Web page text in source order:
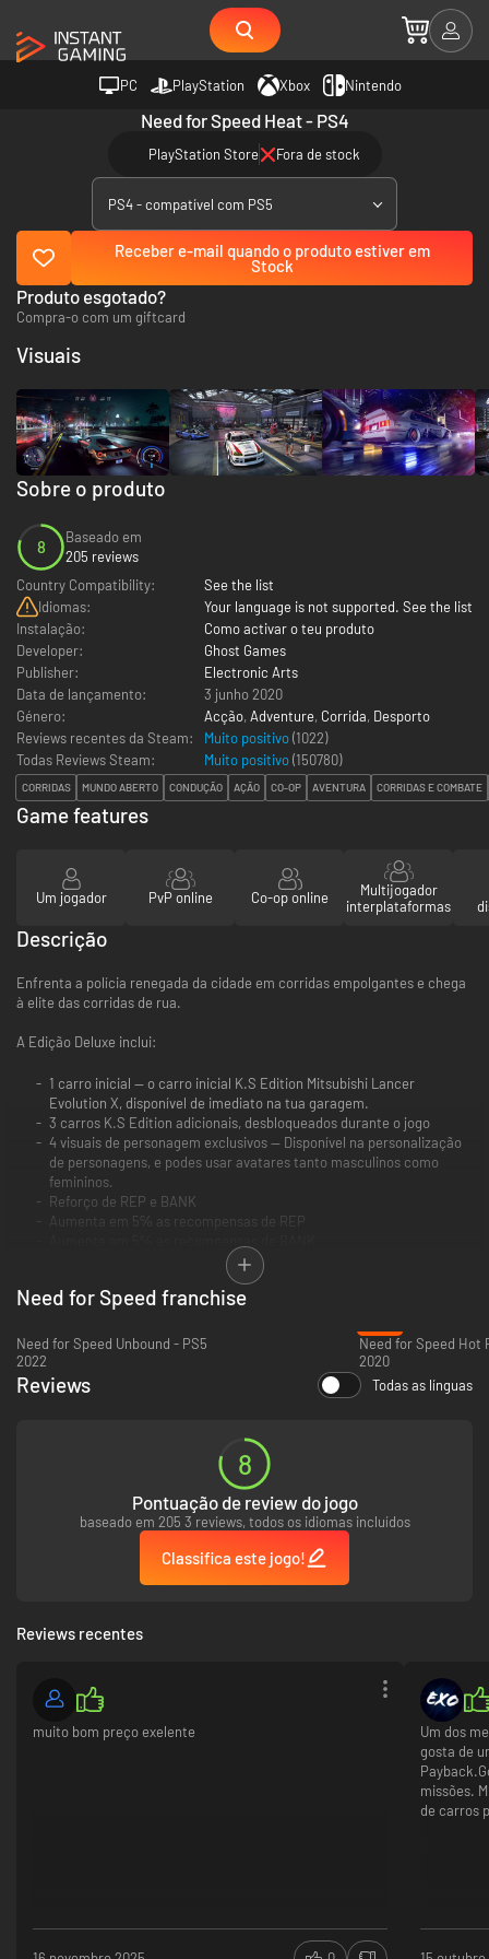
PC PlayStation Xbox Nintendo
Need for Speed Heat - PS4
PlayStation Store Fora de stock
PS4 - compatível com PS5
Receber e-mail quando o produto estiver em
Stock
Produto esgotado?
Compra-o com um giftcard
Sobre o produto
8
Baseado em
205 reviews
Country Compatibility:
See the list
Idiomas:
Your language is not supported. See the list
Instalação:
Como activar o teu produto
Developer:
Ghost Games
Publisher:
Electronic Arts
Data de lançamento:
3 junho 2020
Género:
Acção, Adventure, Corrida, Desporto
Reviews recentes da Steam:
Muito positivo(1022)
Todas Reviews Steam:
Muito positivo(150780)
CORRIDAS MUNDO ABERTO CONDUÇÃO AÇÃO CO-OP AVENTURA CORRIDAS E COMBATE
Visuais
Game features
Um jogador PvP online Co-op online
Multijogador
interplataformas
Descrição
Enfrenta a polícia renegada da cidade em corridas empolgantes e chega
à elite das corridas de rua.
A Edição Deluxe inclui:
1 carro inicial — o carro inicial K.S Edition Mitsubishi Lancer
Evolution X, disponível de imediato na tua garagem.
3 carros K.S Edition adicionais, desbloqueados durante o jogo
4 visuais de personagem exclusivos — Disponível na personalização
de personagens, e podes usar avatares tanto masculinos como
femininos.
Reforço de REP e BANK
Aumenta em 5℅ as recompensas de REP
Need for Speed franchise
Need for Speed Unbound - PS5
2022
2020
Reviews Todas as línguas
8
Pontuação de review do jogo
baseado em 205 3 reviews, todos os idiomas incluídos
Classifica este jogo!
Reviews recentes
muito bom preço exelente
Um dos
gosta de
missões.
de carros